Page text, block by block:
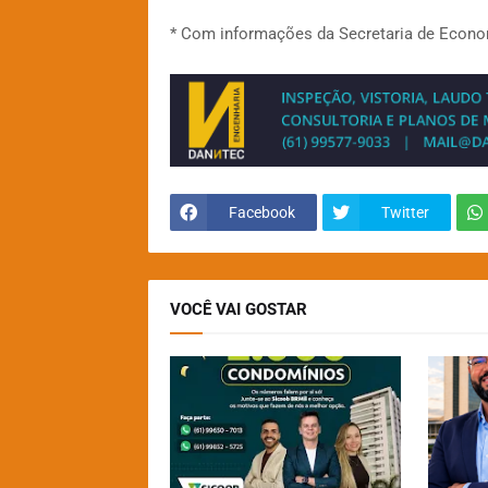
* Com informações da Secretaria de
Facebook Twitter
VOCÊ VAI GOSTAR